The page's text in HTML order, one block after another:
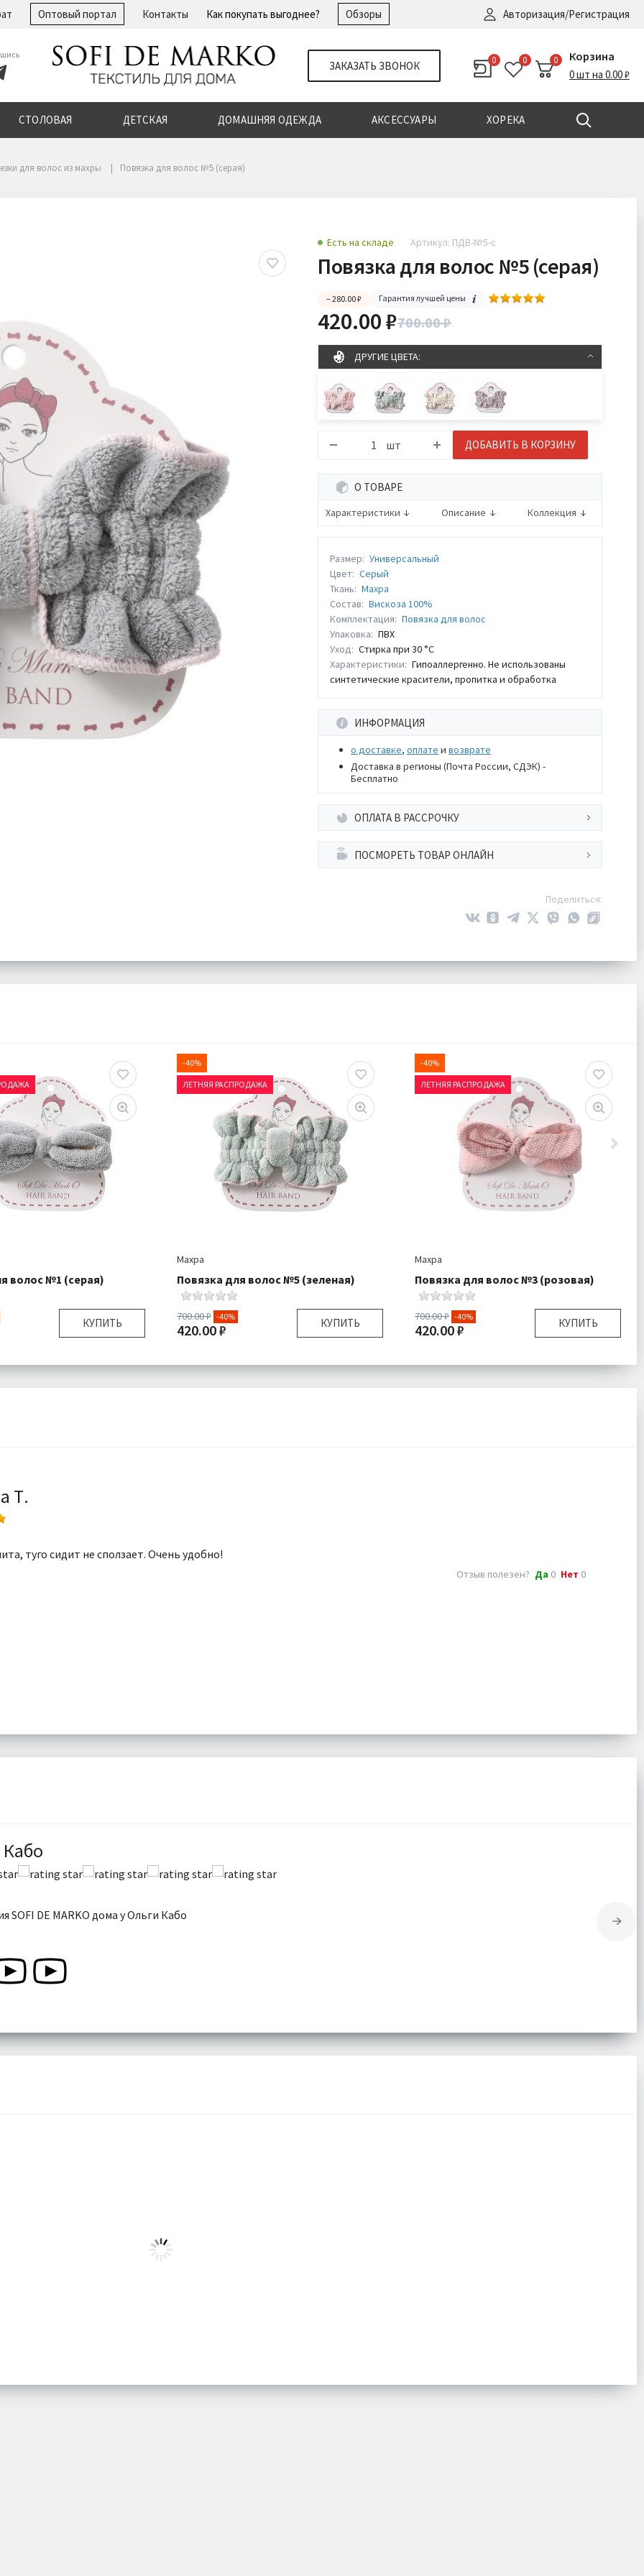
Оптовый портал Контакты Как покупать выгоднее? Обзоры Авторизация/Регистрация
ЗАКАЗАТЬ ЗВОНОК 0 0 0 Корзина
0 шт на 0.00 ₽
СТОЛОВАЯ ДЕТСКАЯ ДОМАШНЯЯ ОДЕЖДА АКСЕССУАРЫ ХОРЕКА
Регистрация
для волос из махры Повязка для волос №5 (серая)
Есть на складе Артикул: ПДВ-№5-с
Повязка для волос №5 (серая)
– 280.00 ₽ Гарантия лучшей цены
420.00 ₽700.00 ₽
ДРУГИЕ ЦВЕТА:
шт ДОБАВИТЬ В КОРЗИНУ
О ТОВАРЕ
Характеристики Описание Коллекция
Размер: Универсальный
Цвет: Серый
Ткань: Махра
Состав: Вискоза 100%
Комплектация: Повязка для волос
Упаковка: ПВХ
Уход: Стирка при 30 °С
Характеристики: Гипоаллергенно. Не использованы
синтетические красители, пропитка и обработка
ИНФОРМАЦИЯ
о доставке, оплате и возврате
Доставка в регионы (Почта России, СДЭК) -
Бесплатно
ОПЛАТА В РАССРОЧКУ
ПОСМОРЕТЬ ТОВАР ОНЛАЙН
Поделиться:
волос №1 (серая)
КУПИТЬ
Универсальный
-40%
ЛЕТНЯЯ РАСПРОДАЖА
Махра
Повязка для волос №5 (зеленая)
700.00 ₽ -40%
420.00 ₽ КУПИТЬ
Размер:
Универсальный
-40%
ЛЕТНЯЯ РАСПРОДАЖА
Махра
Повязка для волос №3 (розовая)
700.00 ₽ -40%
420.00 ₽ КУПИТЬ
Размер:
Универсальный
Т.
туго сидит не сползает. Очень удобно!
Отзыв полезен? Да 0 Нет 0
SOFI DE MARKO дома у Ольги Кабо